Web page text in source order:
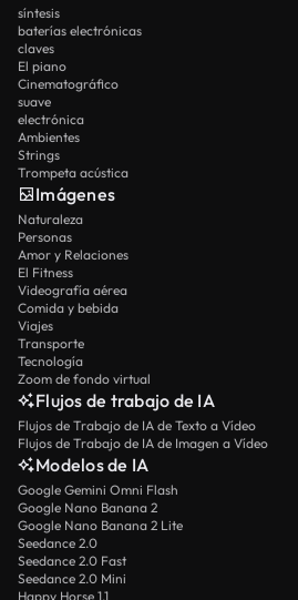
síntesis
baterías electrónicas
claves
El piano
Cinematográfico
suave
electrónica
Ambientes
Strings
Trompeta acústica
Imágenes
Naturaleza
Personas
Amor y Relaciones
El Fitness
Videografía aérea
Comida y bebida
Viajes
Transporte
Tecnología
Zoom de fondo virtual
Flujos de trabajo de IA
Flujos de Trabajo de IA de Texto a Vídeo
Flujos de Trabajo de IA de Imagen a Vídeo
Modelos de IA
Google Gemini Omni Flash
Google Nano Banana 2
Google Nano Banana 2 Lite
Seedance 2.0
Seedance 2.0 Fast
Seedance 2.0 Mini
Happy Horse 1.1